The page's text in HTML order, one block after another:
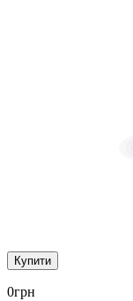
Купити
0грн